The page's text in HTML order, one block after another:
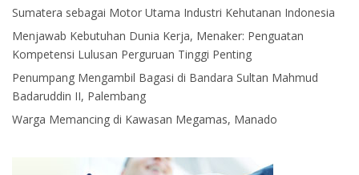
Sumatera sebagai Motor Utama Industri Kehutanan Indonesia
Menjawab Kebutuhan Dunia Kerja, Menaker: Penguatan
Kompetensi Lulusan Perguruan Tinggi Penting
Penumpang Mengambil Bagasi di Bandara Sultan Mahmud
Badaruddin II, Palembang
Warga Memancing di Kawasan Megamas, Manado